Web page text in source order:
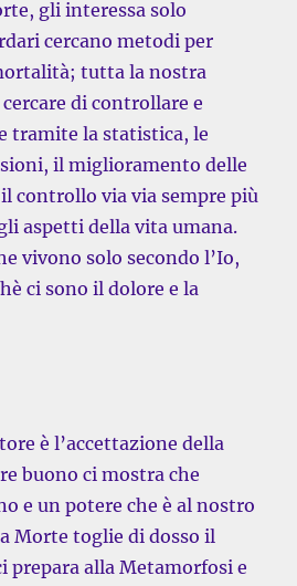
gli interessa solo
cercano metodi per
tutta la nostra
di controllare e
tramite la statistica, le
il miglioramento delle
controllo via via sempre più
aspetti della vita umana.
vivono solo secondo l’Io,
ci sono il dolore e la
è l’accettazione della
buono ci mostra che
e un potere che è al nostro
Morte toglie di dosso il
prepara alla Metamorfosi e